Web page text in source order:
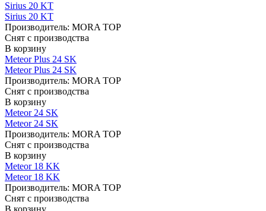
Sirius 20 KT
Sirius 20 KT
Производитель: MORA TOP
Снят с производства
В корзину
Meteor Plus 24 SK
Meteor Plus 24 SK
Производитель: MORA TOP
Снят с производства
В корзину
Meteor 24 SK
Meteor 24 SK
Производитель: MORA TOP
Снят с производства
В корзину
Meteor 18 KK
Meteor 18 KK
Производитель: MORA TOP
Снят с производства